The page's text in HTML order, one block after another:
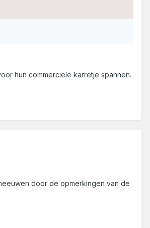
hun commerciele karretje spannen.
door de opmerkingen van de